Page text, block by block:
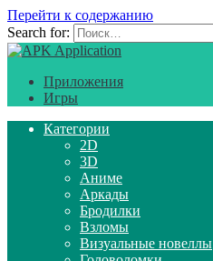
Перейти к содержанию
Search for:
Приложения
Игры
Категории
2D
3D
Аниме
Аркады
Бродилки
Взломы
Визуальные новеллы